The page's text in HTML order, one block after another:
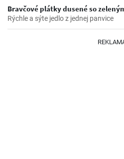
Bravčové plátky dusené so
Rýchle a sýte jedlo z jednej panvice